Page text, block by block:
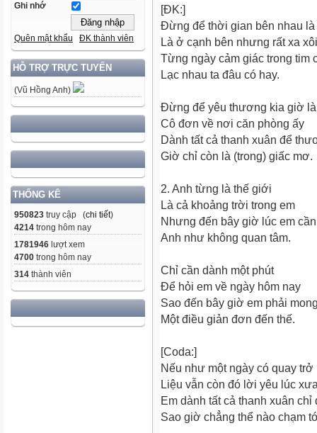
Ghi nhớ
Quên mật khẩu ĐK thành viên
HỖ TRỢ TRỰC TUYẾN
(Vũ Hồng Anh)
THỐNG KÊ
950823 truy cập (chi tiết)
4214 trong hôm nay
1781946 lượt xem
4700 trong hôm nay
314 thành viên
[ĐK:]
Đừng để thời gian bên nhau là
Là ở cạnh bên nhưng rất xa xôi
Từng ngày cảm giác trong tim
Lạc nhau ta đâu có hay.
Đừng để yêu thương kia giờ
Cô đơn về nơi căn phòng ấy
Dành tất cả thanh xuân để
Giờ chỉ còn là (trong) giấc mơ.
2. Anh từng là thế giới
Là cả khoảng trời trong em
Nhưng đến bây giờ lúc em cần
Anh như không quan tâm.
Chỉ cần dành một phút
Để hỏi em về ngày hôm nay
Sao đến bây giờ em phải
Một điều giản đơn đến thế.
[Coda:]
Nếu như một ngày có quay trở
Liệu vẫn còn đó lời yêu lúc
Em dành tất cả thanh xuân chỉ
Sao giờ chẳng thể nào chạm